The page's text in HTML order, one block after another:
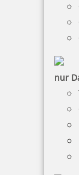
nur
Colop